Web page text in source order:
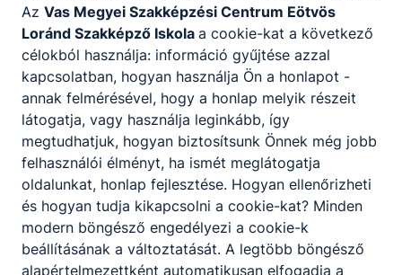
az állóképesség fejlesztése volt,
hanem a természet szépségeinek
megismerése és a közösségi
élmények erősítése is.
2026. máj. 27. Oszkó Attila
Partnereink
Az Vas Megyei Szakképzési Centrum Eötvös
Loránd Szakképző Iskola a cookie-kat a következő
célokból használja: információ gyűjtése azzal
kapcsolatban, hogyan használja Ön a honlapot -
annak felmérésével, hogy a honlap melyik részeit
látogatja, vagy használja leginkább, így
megtudhatjuk, hogyan biztosítsunk Önnek még jobb
felhasználói élményt, ha ismét meglátogatja
oldalunkat, honlap fejlesztése. Hogyan ellenőrizheti
és hogyan tudja kikapcsolni a cookie-kat? Minden
modern böngésző engedélyezi a cookie-k
beállításának a változtatását. A legtöbb böngésző
alapértelmezettként automatikusan elfogadja a